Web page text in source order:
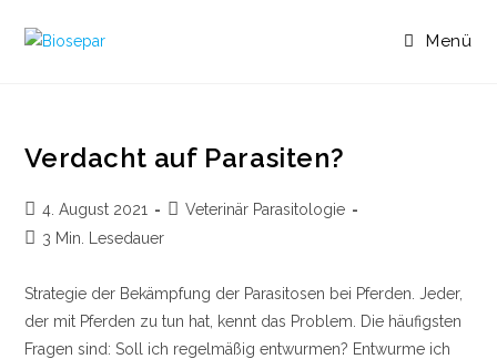
Menü
Verdacht auf Parasiten?
4. August 2021
Veterinär Parasitologie
3 Min. Lesedauer
Strategie der Bekämpfung der Parasitosen bei Pferden. Jeder,
der mit Pferden zu tun hat, kennt das Problem. Die häufigsten
Fragen sind: Soll ich regelmäßig entwurmen? Entwurme ich